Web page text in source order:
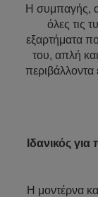
Η συμπαγής,
όλες τις
εξαρτήματα
του, απλή
περιβάλλοντα
Ιδανικός
Η μοντέρνα